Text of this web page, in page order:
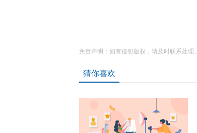
免责声明：如有侵犯版权，请及时联系处理。
猜你喜欢